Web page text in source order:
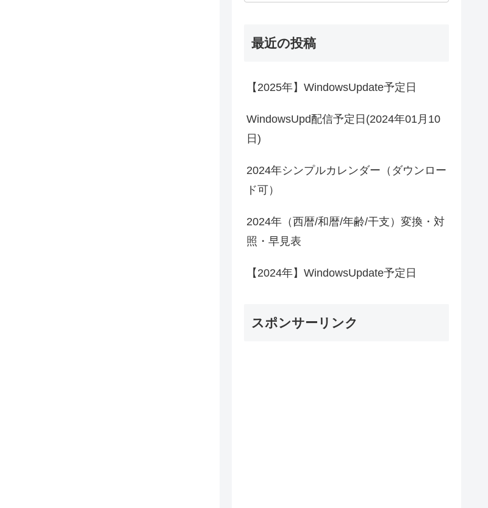
最近の投稿
【2025年】WindowsUpdate予定日
WindowsUpd配信予定日(2024年01月10
日)
2024年シンプルカレンダー（ダウンロー
ド可）
2024年（西暦/和暦/年齢/干支）変換・対
照・早見表
【2024年】WindowsUpdate予定日
スポンサーリンク